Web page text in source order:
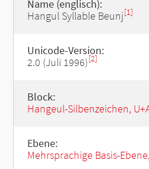
Name (englisch):
Hangul Syllable Beunj[1]
Unicode-Version:
2.0 (Juli 1996)[2]
Block:
Hangeul-Silbenzeichen,
Ebene:
Mehrsprachige Basis-